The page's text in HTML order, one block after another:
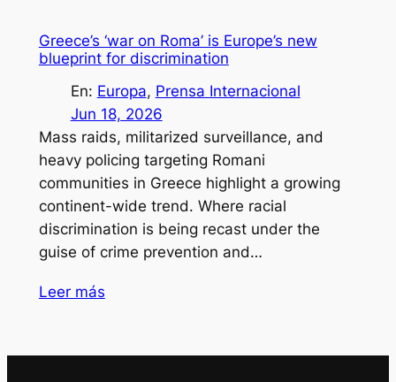
Greece’s ‘war on Roma’ is Europe’s new
blueprint for discrimination
En: Europa, Prensa Internacional
Jun 18, 2026
Mass raids, militarized surveillance, and
heavy policing targeting Romani
communities in Greece highlight a growing
continent-wide trend. Where racial
discrimination is being recast under the
guise of crime prevention and…
Leer más